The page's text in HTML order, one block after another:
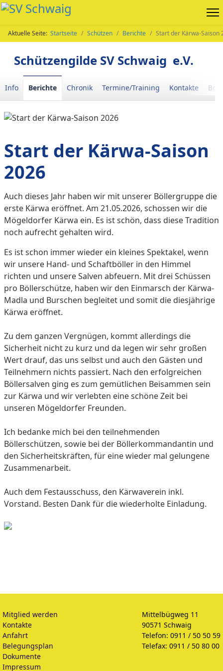
Aktuelle Seite: Startseite Schützen Berichte Start der Kärwa-Saison
Schützengilde SV Schwaig e.V.
Info Berichte Chronik Termine/Training Kontakte
Start der Kärwa-Saison
2026
Auch dieses Jahr haben wir mit unserer Böllergruppe die
erste Kärwa eröffnet. Am 21.05.2026, schossen wir die
Mögeldorfer Kärwa ein. Es ist schön, dass diese Tradition
noch aufrecht gehalten wird.
Es ist schon immer wieder ein kleines Spektakel, wenn
wir unsere Hand- und Schaftböller in den Himmel
richten und unsere Salven abfeuern. Mit drei Schüssen
pro Böllerschütze, haben wir den Einmarsch der Kärwa-
Madla und Burschen begleitet und somit die diesjährige
Kärwa eröffnet.
Zu dem ganzen Vergnügen, kommt allerdings die
Sicherheit nicht zu kurz und da legen wir sehr großen
Wert drauf, das uns selbst und auch den Gästen und
Teilnehmern nichts passiert. Nach den erfolgreichen
Böllersalven ging es zum gemütlichen Beisammen sein
zur Kärwa und wir verlebten eine schöne Zeit bei
unseren Mögeldorfer Freunden.
Ich bedanke mich bei den teilnehmenden
Böllerschützen, sowie bei der Böllerkommandantin und
den Sicherheitskräften, für eine wieder mal gelungene
Zusammenarbeit.
Auch dem Festausschuss, den Kärwaverein inkl.
Vorstand. Besten Dank für die wiederholte Einladung.
Mitglied werden
Kontakte
Anfahrt
Belegungsplan
Dokumente
Impressum
Mittelbügweg 11
90571 Schwaig
Telefon: 0911 / 50 50 59
Telefax: 0911 / 50 80 00